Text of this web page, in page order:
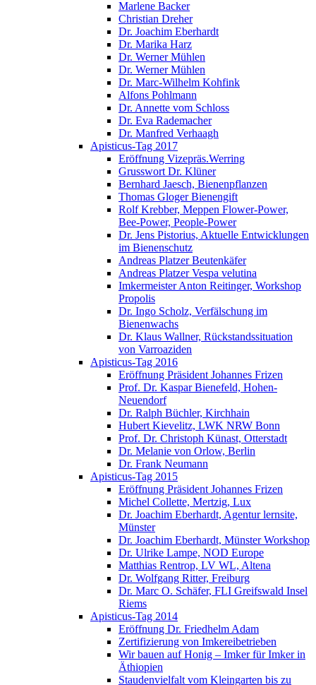
Marlene Backer
Christian Dreher
Dr. Joachim Eberhardt
Dr. Marika Harz
Dr. Werner Mühlen
Dr. Werner Mühlen
Dr. Marc-Wilhelm Kohfink
Alfons Pohlmann
Dr. Annette vom Schloss
Dr. Eva Rademacher
Dr. Manfred Verhaagh
Apisticus-Tag 2017
Eröffnung Vizepräs.Werring
Grusswort Dr. Klüner
Bernhard Jaesch, Bienenpflanzen
Thomas Gloger Bienengift
Rolf Krebber, Meppen Flower-Power,
Bee-Power, People-Power
Dr. Jens Pistorius, Aktuelle Entwicklungen
im Bienenschutz
Andreas Platzer Beutenkäfer
Andreas Platzer Vespa velutina
Imkermeister Anton Reitinger, Workshop
Propolis
Dr. Ingo Scholz, Verfälschung im
Bienenwachs
Dr. Klaus Wallner, Rückstandssituation
von Varroaziden
Apisticus-Tag 2016
Eröffnung Präsident Johannes Frizen
Prof. Dr. Kaspar Bienefeld, Hohen-
Neuendorf
Dr. Ralph Büchler, Kirchhain
Hubert Kievelitz, LWK NRW Bonn
Prof. Dr. Christoph Künast, Otterstadt
Dr. Melanie von Orlow, Berlin
Dr. Frank Neumann
Apisticus-Tag 2015
Eröffnung Präsident Johannes Frizen
Michel Collette, Mertzig, Lux
Dr. Joachim Eberhardt, Agentur lernsite,
Münster
Dr. Joachim Eberhardt, Münster Workshop
Dr. Ulrike Lampe, NOD Europe
Matthias Rentrop, LV WL, Altena
Dr. Wolfgang Ritter, Freiburg
Dr. Marc O. Schäfer, FLI Greifswald Insel
Riems
Apisticus-Tag 2014
Eröffnung Dr. Friedhelm Adam
Zertifizierung von Imkereibetrieben
Wir bauen auf Honig – Imker für Imker in
Äthiopien
Staudenvielfalt vom Kleingarten bis zu